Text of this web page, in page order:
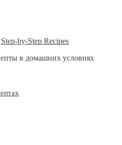
Step-by-Step Recipes
в домашних условиях